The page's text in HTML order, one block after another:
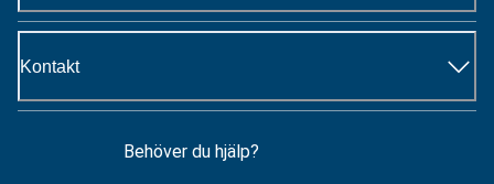
Kontakt
Behöver du hjälp?